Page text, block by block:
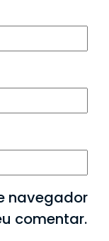
navegador
comentar.